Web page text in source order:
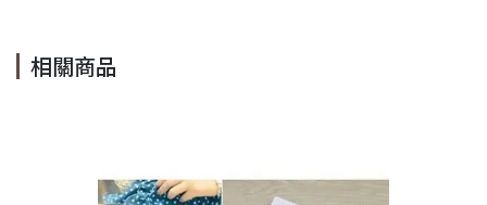
相關商品